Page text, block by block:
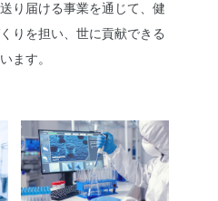
り届ける事業を通じて、健
りを担い、世に貢献できる
ます。